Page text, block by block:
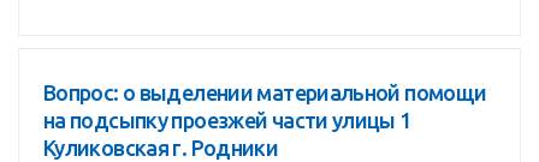
Вопрос: о выделении материальной помощи
на подсыпку проезжей части улицы 1
Куликовская г. Родники